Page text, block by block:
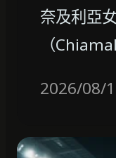
奈及利亞
（
2026/08/